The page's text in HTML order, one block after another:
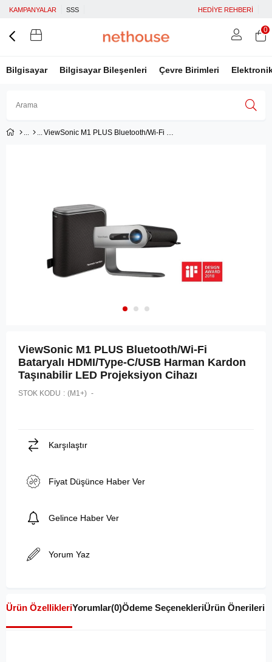
KAMPANYALAR SSS HEDİYE REHBERİ
Bilgisayar Bilgisayar Bileşenleri Çevre Birimleri
0
ViewSonic M1 PLUS Bluetooth/Wi-Fi Bataryalı HDMI/Type-C/USB Harman Kardon Taşınabilir LED Projeksiyon Cihazı
ViewSonic M1 PLUS Bluetooth/Wi-Fi
Bataryalı HDMI/Type-C/USB Harman Kardon
Taşınabilir LED Projeksiyon Cihazı
STOK KODU (M1+)
Karşılaştır
Fiyat Düşünce Haber Ver
Gelince Haber Ver
Yorum Yaz
Ürün ÖzellikleriYorumlar(0)Ödeme SeçenekleriÜrün Önerileri